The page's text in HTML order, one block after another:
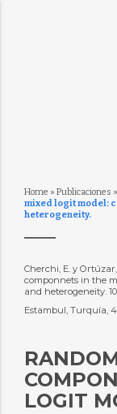
Home » Publicaciones »
mixed logit model:
heterogeneity.
Cherchi, E. y
componnets in the
and heterogeneity.
Estambul, Turquía,
LOGIT